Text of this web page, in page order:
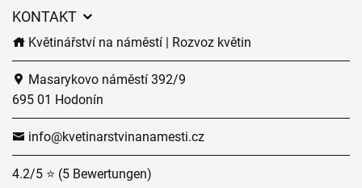
KONTAKT
Květinářství na náměstí | Rozvoz květin
Masarykovo náměstí 392/9
695 01 Hodonín
info@kvetinarstvinanamesti.cz
4.2/5 ⭐ (5 Bewertungen)